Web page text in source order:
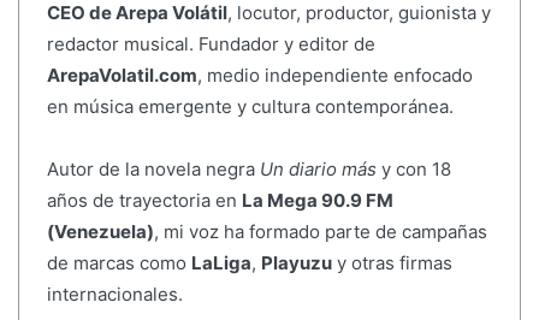
CEO de Arepa Volátil, locutor, productor, guionista y
redactor musical. Fundador y editor de
ArepaVolatil.com, medio independiente enfocado
en música emergente y cultura contemporánea.
Autor de la novela negra Un diario más y con 18
años de trayectoria en La Mega 90.9 FM
(Venezuela), mi voz ha formado parte de campañas
de marcas como LaLiga, Playuzuy otras firmas
internacionales.